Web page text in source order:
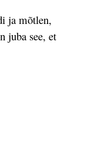
ja mõtlen,
juba see, et